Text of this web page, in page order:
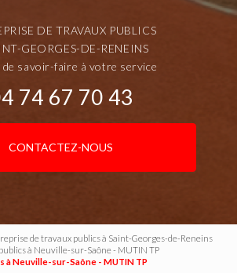
DE TRAVAUX PUBLICS
GEORGES-DE-RENEINS
de savoir-faire à votre service
74 67 70 43
CONTACTEZ-NOUS
de travaux publics à Saint-Georges-de-Reneins
à Neuville-sur-Saône - MUTIN TP
à Neuville-sur-Saône - MUTIN TP